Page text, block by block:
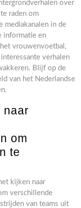
over
raden om
mediakanalen in de
informatie en
vrouwenvoetbal,
verhalen
Blijf op de
van het Nederlandse
naar
om
te
kijken naar
verschillende
van teams uit